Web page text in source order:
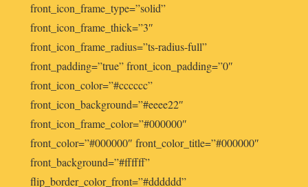
front_icon_frame_type=”solid”
front_icon_frame_thick=”3″
front_icon_frame_radius=”ts-radius-full”
front_padding=”true” front_icon_padding=”0″
front_icon_color=”#cccccc”
front_icon_background=”#eeee22″
front_icon_frame_color=”#000000″
front_color=”#000000″ front_color_title=”#000000″
front_background=”#ffffff”
flip_border_color_front=”#dddddd”